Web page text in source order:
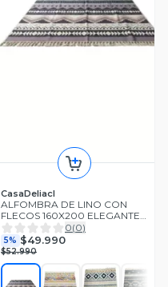
CasaDeliacl
ALFOMBRA DE LINO CON
FLECOS 160X200 ELEGANTES
DISEÑOS DN 0(0)
5% $49.990
$52.990